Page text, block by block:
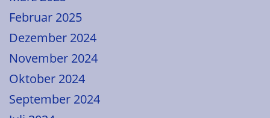
Februar 2025
Dezember 2024
November 2024
Oktober 2024
September 2024